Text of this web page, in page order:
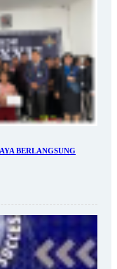
BERLANGSUNG